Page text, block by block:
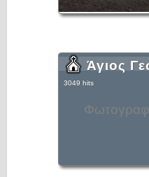
Άγιος
3049 hits